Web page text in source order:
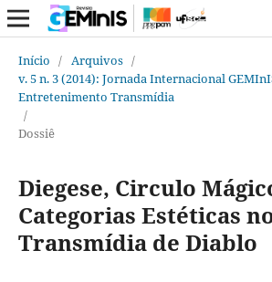
Início / Arquivos /
v. 5 n. 3 (2014): Jornada Internacional
Entretenimento Transmídia
/
Dossiê
Diegese, Circulo
Categorias Estéticas
Transmídia de Diablo